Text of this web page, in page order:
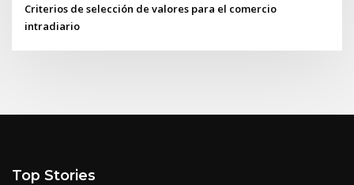
Criterios de selección de valores para el comercio
intradiario
Top Stories